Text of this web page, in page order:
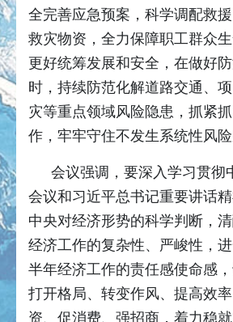
全完善应急预案，科学调配救
救灾物资，全力保障职工群众
更好统筹发展和安全，在做好
时，持续防范化解道路交通、
灾等重点领域风险隐患，抓紧
作，牢牢守住不发生系统性风险
会议强调，要深入学习贯彻
会议和习近平总书记重要讲话
中央对经济形势的科学判断，
经济工作的复杂性、严峻性，
半年经济工作的责任感使命感，
打开格局、转变作风、提高效
资、促消费、强招商，着力稳